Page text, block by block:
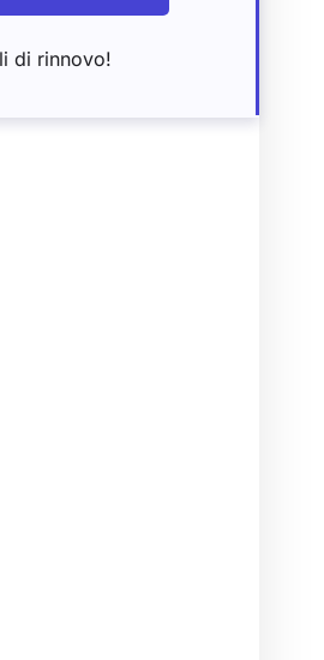
di rinnovo!